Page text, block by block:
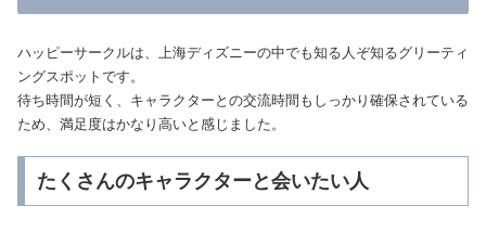
ハッピーサークルは、上海ディズニーの中でも知る人ぞ知るグリーティ
ングスポットです。
待ち時間が短く、キャラクターとの交流時間もしっかり確保されている
ため、満足度はかなり高いと感じました。
たくさんのキャラクターと会いたい人